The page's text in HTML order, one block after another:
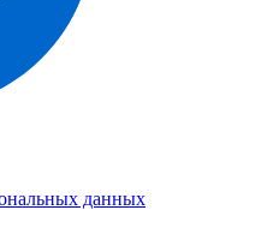
данных